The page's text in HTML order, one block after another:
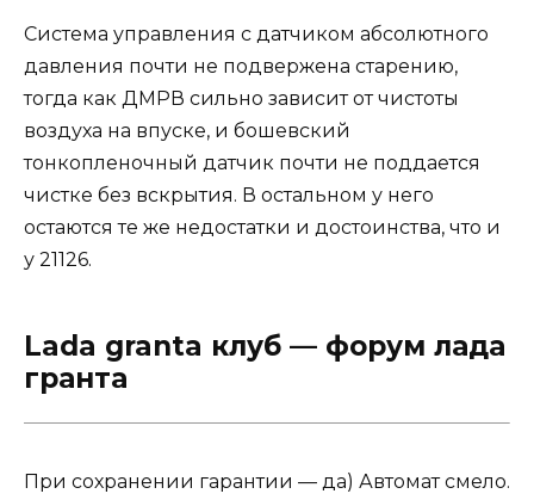
Система управления с датчиком абсолютного
давления почти не подвержена старению,
тогда как ДМРВ сильно зависит от чистоты
воздуха на впуске, и бошевский
тонкопленочный датчик почти не поддается
чистке без вскрытия. В остальном у него
остаются те же недостатки и достоинства, что и
у 21126.
Lada granta клуб — форум лада
гранта
При сохранении гарантии — да) Автомат смело.